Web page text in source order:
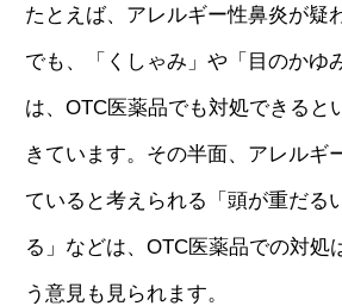
たとえば、アレルギー性鼻炎が疑
でも、「くしゃみ」や「目のかゆ
は、OTC医薬品でも対処できると
きています。その半面、アレルギ
ていると考えられる「頭が重だる
る」などは、OTC医薬品での対処
う意見も見られます。